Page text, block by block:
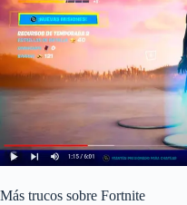
Más trucos sobre Fortnite